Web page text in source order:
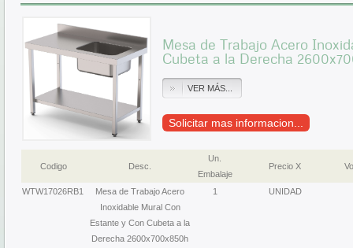
Mesa de Trabajo Acero
Cubeta a la Derecha
VER MÁS...
Solicitar mas informacion...
Codigo Desc.
Un.
Embalaje
Precio X
WTW17026RB1
Mesa de Trabajo Acero
Inoxidable Mural Con
Estante y Con Cubeta a la
Derecha 2600x700x850h
1 UNIDAD